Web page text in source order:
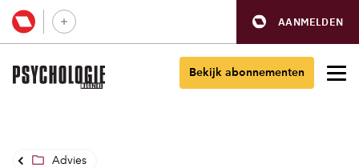
AANMELDEN
Bekijk abonnementen
Advies